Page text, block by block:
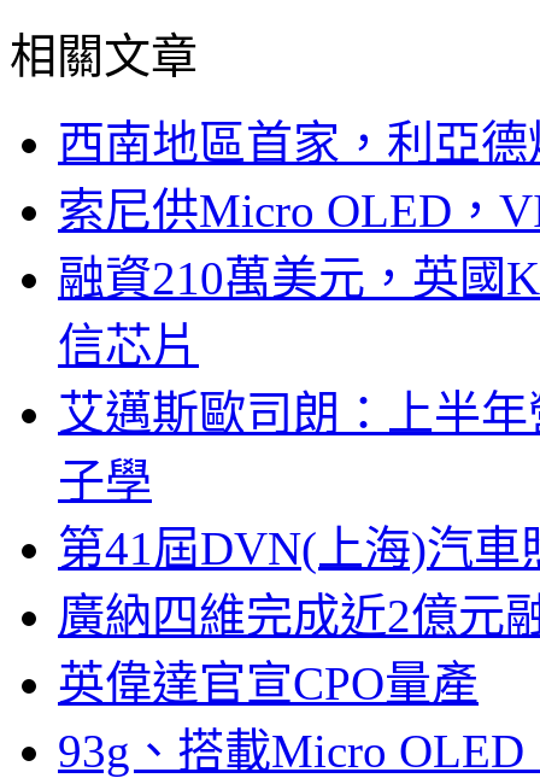
相關文章
西南地區首家，利亞
索尼供Micro OLED，
融資210萬美元，英國
信芯片
艾邁斯歐司朗：上半
子學
第41屆DVN(上海)汽
廣納四維完成近2億元
英偉達官宣CPO量產
93g、搭載Micro